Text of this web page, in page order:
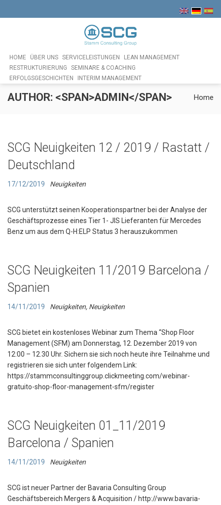
HOME ÜBER UNS SERVICELEISTUNGEN
LEAN MANAGEMENT
RESTRUKTURIERUNG
SEMINARE & COACHING
ERFOLGSGESCHICHTEN
INTERIM MANAGEMENT
AUTHOR: <SPAN>ADMIN</SPAN> Home
SCG Neuigkeiten 12 / 2019 / Rastatt /
Deutschland
17/12/2019 Neuigkeiten
SCG unterstützt seinen Kooperationspartner bei der Analyse der
Geschäftsprozesse eines Tier 1- JIS Lieferanten für Mercedes
Benz um aus dem Q-H:ELP Status 3 herauszukommen
SCG Neuigkeiten 11/2019 Barcelona /
Spanien
14/11/2019 Neuigkeiten, Neuigkeiten
SCG bietet ein kostenloses Webinar zum Thema “Shop Floor
Management (SFM) am Donnerstag, 12. Dezember 2019 von
12:00 – 12.30 Uhr. Sichern sie sich noch heute ihre Teilnahme und
registrieren sie sich unter folgendem Link:
https://stammconsultinggroup.clickmeeting.com/webinar-
gratuito-shop-floor-management-sfm/register
SCG Neuigkeiten 01_11/2019
Barcelona / Spanien
14/11/2019 Neuigkeiten
SCG ist neuer Partner der Bavaria Consulting Group
Geschäftsbereich Mergers & Acquisition / http://www.bavaria-